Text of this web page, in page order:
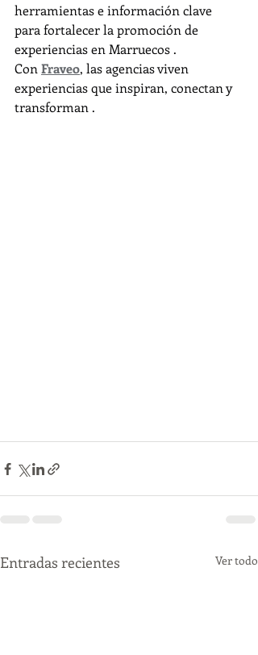
herramientas e información clave
para fortalecer la promoción de
experiencias en Marruecos .
Con Fraveo, las agencias viven
experiencias que inspiran, conectan y
transforman .
Entradas recientes Ver todo